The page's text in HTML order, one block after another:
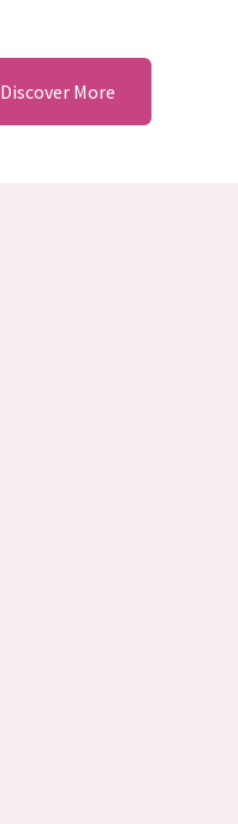
Discover More